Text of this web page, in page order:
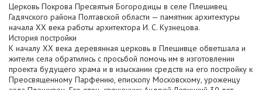
Церковь Покрова Пресвятыя Богородицы в селе Плешивец
Гадячского района Полтавской области — памятник архитектуры
начала XX века работы архитектора И. С. Кузнецова.
История постройки
К началу XX века деревянная церковь в Плешивце обветшала и
жители села обратились с просьбой помочь им в изготовлении
проекта будущего храма и в изыскании средств на его постройку к
Преосвященному Парфению, епископу Московскому, уроженцу